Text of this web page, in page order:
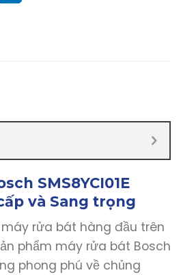
SMS8YCI01E
và Sang trọng
rửa bát hàng đầu trên
phẩm máy rửa bát Bosch
phong phú về chủng